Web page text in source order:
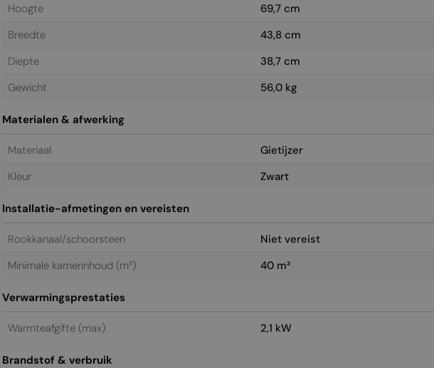
Hoogte
69,7 cm
Breedte
43,8 cm
Diepte
38,7 cm
Gewicht
56,0 kg
Materialen & afwerking
Materiaal
Gietijzer
Kleur
Zwart
Installatie-afmetingen en vereisten
Rookkanaal/schoorsteen
Niet vereist
Minimale kamerinhoud (m³)
40 m³
Verwarmingsprestaties
Warmteafgifte (max) 2,1 kW
Brandstof & verbruik